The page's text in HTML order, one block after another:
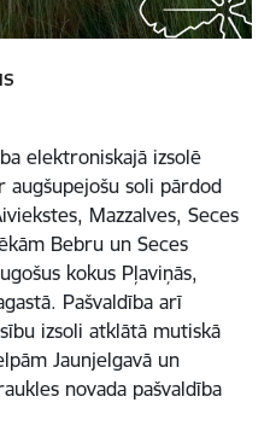
elektroniskajā izsolē
soli pārdod
Mazzalves, Seces
Bebru un Seces
kokus Pļaviņās,
Pašvaldība arī
izsoli atklātā mutiskā
Jaunjelgavā un
novada pašvaldība